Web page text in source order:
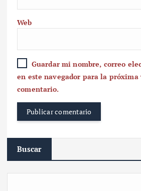
Web
Guardar mi nombre, correo
en este navegador para la próxima
comentario.
Buscar